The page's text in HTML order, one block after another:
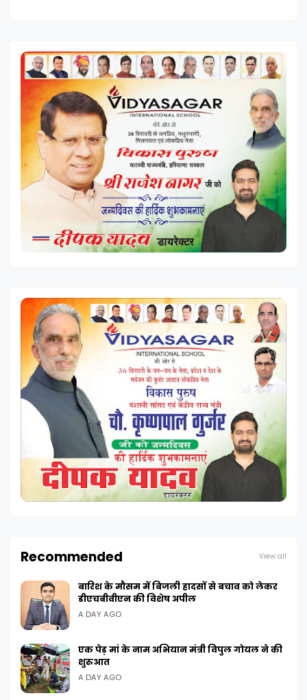
Recommended View all
बारिश के मौसम में बिजली हादसों से बचाव को लेकर
डीएचबीवीएन की विशेष अपील
A DAY AGO
एक पेड़ मां के नाम अभियान मंत्री विपुल गोयल ने की
शुरुआत
A DAY AGO